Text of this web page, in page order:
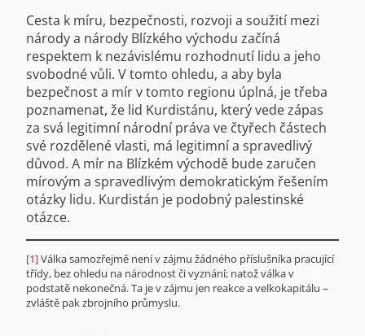
Cesta k míru, bezpečnosti, rozvoji a soužití mezi
národy a národy Blízkého východu začíná
respektem k nezávislému rozhodnutí lidu a jeho
svobodné vůli. V tomto ohledu, a aby byla
bezpečnost a mír v tomto regionu úplná, je třeba
poznamenat, že lid Kurdistánu, který vede zápas
za svá legitimní národní práva ve čtyřech částech
své rozdělené vlasti, má legitimní a spravedlivý
důvod. A mír na Blízkém východě bude zaručen
mírovým a spravedlivým demokratickým řešením
otázky lidu. Kurdistán je podobný palestinské
otázce.
[1]Válka samozřejmě není v zájmu žádného příslušníka pracující
třídy, bez ohledu na národnost či vyznání; natož válka v
podstatě nekonečná. Ta je v zájmu jen reakce a velkokapitálu –⁠
zvláště pak zbrojního průmyslu.